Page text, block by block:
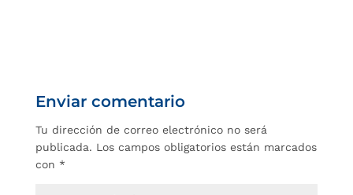
Enviar comentario
Tu dirección de correo electrónico no será
publicada. Los campos obligatorios están marcados
con *